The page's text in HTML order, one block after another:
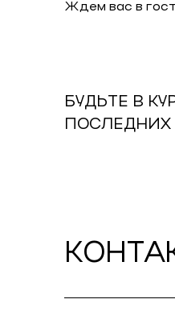
Ждем вас в
БУДЬТЕ В
ПОСЛЕДНИХ